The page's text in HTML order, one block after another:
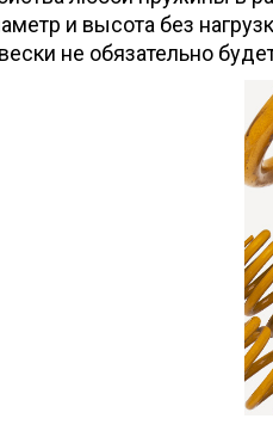
и высота без
не обязательно